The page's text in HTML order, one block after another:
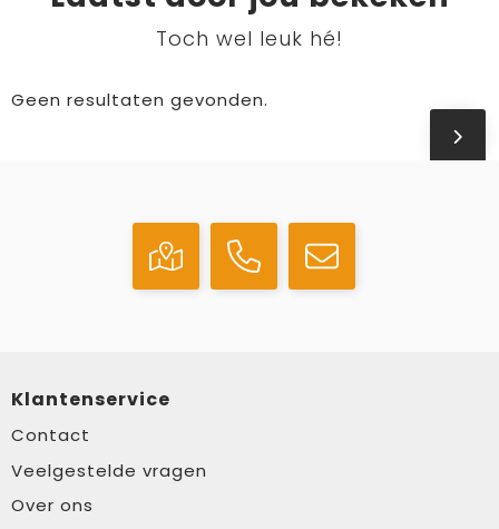
Toch wel leuk hé!
Geen resultaten gevonden.
Klantenservice
Contact
Veelgestelde vragen
Over ons